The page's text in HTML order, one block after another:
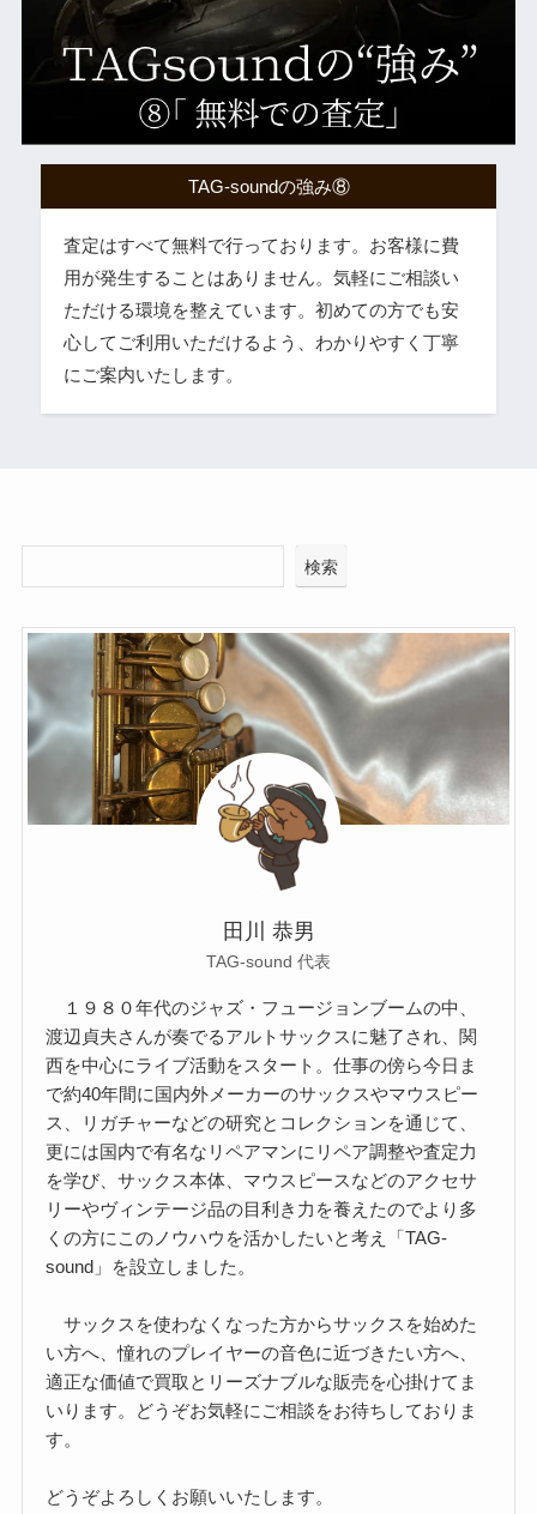
TAG-soundの強み⑧
査定はすべて無料で行っております。お客様に費
用が発生することはありません。気軽にご相談い
ただける環境を整えています。初めての方でも安
心してご利用いただけるよう、わかりやすく丁寧
にご案内いたします。
検索
田川 恭男
TAG-sound 代表
１９８０年代のジャズ・フュージョンブームの中、
渡辺貞夫さんが奏でるアルトサックスに魅了され、関
西を中心にライブ活動をスタート。仕事の傍ら今日ま
で約40年間に国内外メーカーのサックスやマウスピー
ス、リガチャーなどの研究とコレクションを通じて、
更には国内で有名なリペアマンにリペア調整や査定力
を学び、サックス本体、マウスピースなどのアクセサ
リーやヴィンテージ品の目利き力を養えたのでより多
くの方にこのノウハウを活かしたいと考え「TAG-
sound」を設立しました。
サックスを使わなくなった方からサックスを始めた
い方へ、憧れのプレイヤーの音色に近づきたい方へ、
適正な価値で買取とリーズナブルな販売を心掛けてま
いります。どうぞお気軽にご相談をお待ちしておりま
す。
どうぞよろしくお願いいたします。